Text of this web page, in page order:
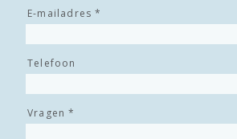
E-mailadres *
Telefoon
Vragen *